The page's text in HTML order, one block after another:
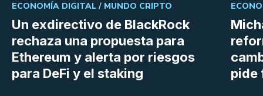
Un exdirectivo de BlackRock
rechaza una propuesta para
Ethereum y alerta por riesgos
para DeFi y el staking
ECONOMÍA DIGITAL / MUNDO CRIPTO
pide